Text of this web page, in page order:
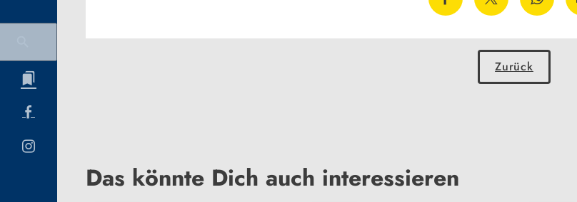
Zurück
Das könnte Dich auch interessieren